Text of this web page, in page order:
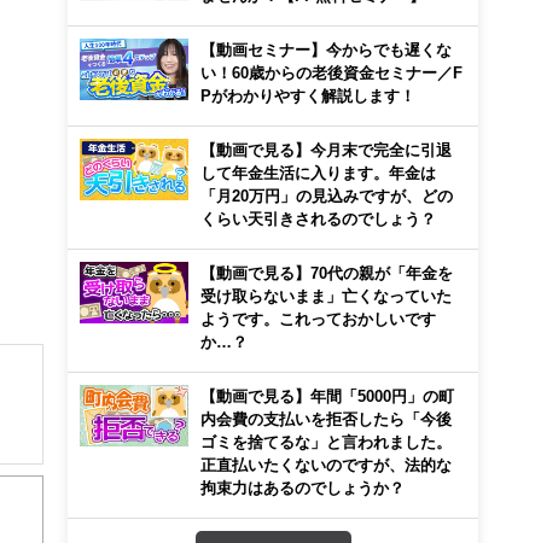
、
【動画セミナー】今からでも遅くな
い！60歳からの老後資金セミナー／F
Pがわかりやすく解説します！
【動画で見る】今月末で完全に引退
して年金生活に入ります。年金は
「月20万円」の見込みですが、どの
くらい天引きされるのでしょう？
【動画で見る】70代の親が「年金を
受け取らないまま」亡くなっていた
ようです。これっておかしいです
か…？
【動画で見る】年間「5000円」の町
内会費の支払いを拒否したら「今後
ゴミを捨てるな」と言われました。
正直払いたくないのですが、法的な
拘束力はあるのでしょうか？